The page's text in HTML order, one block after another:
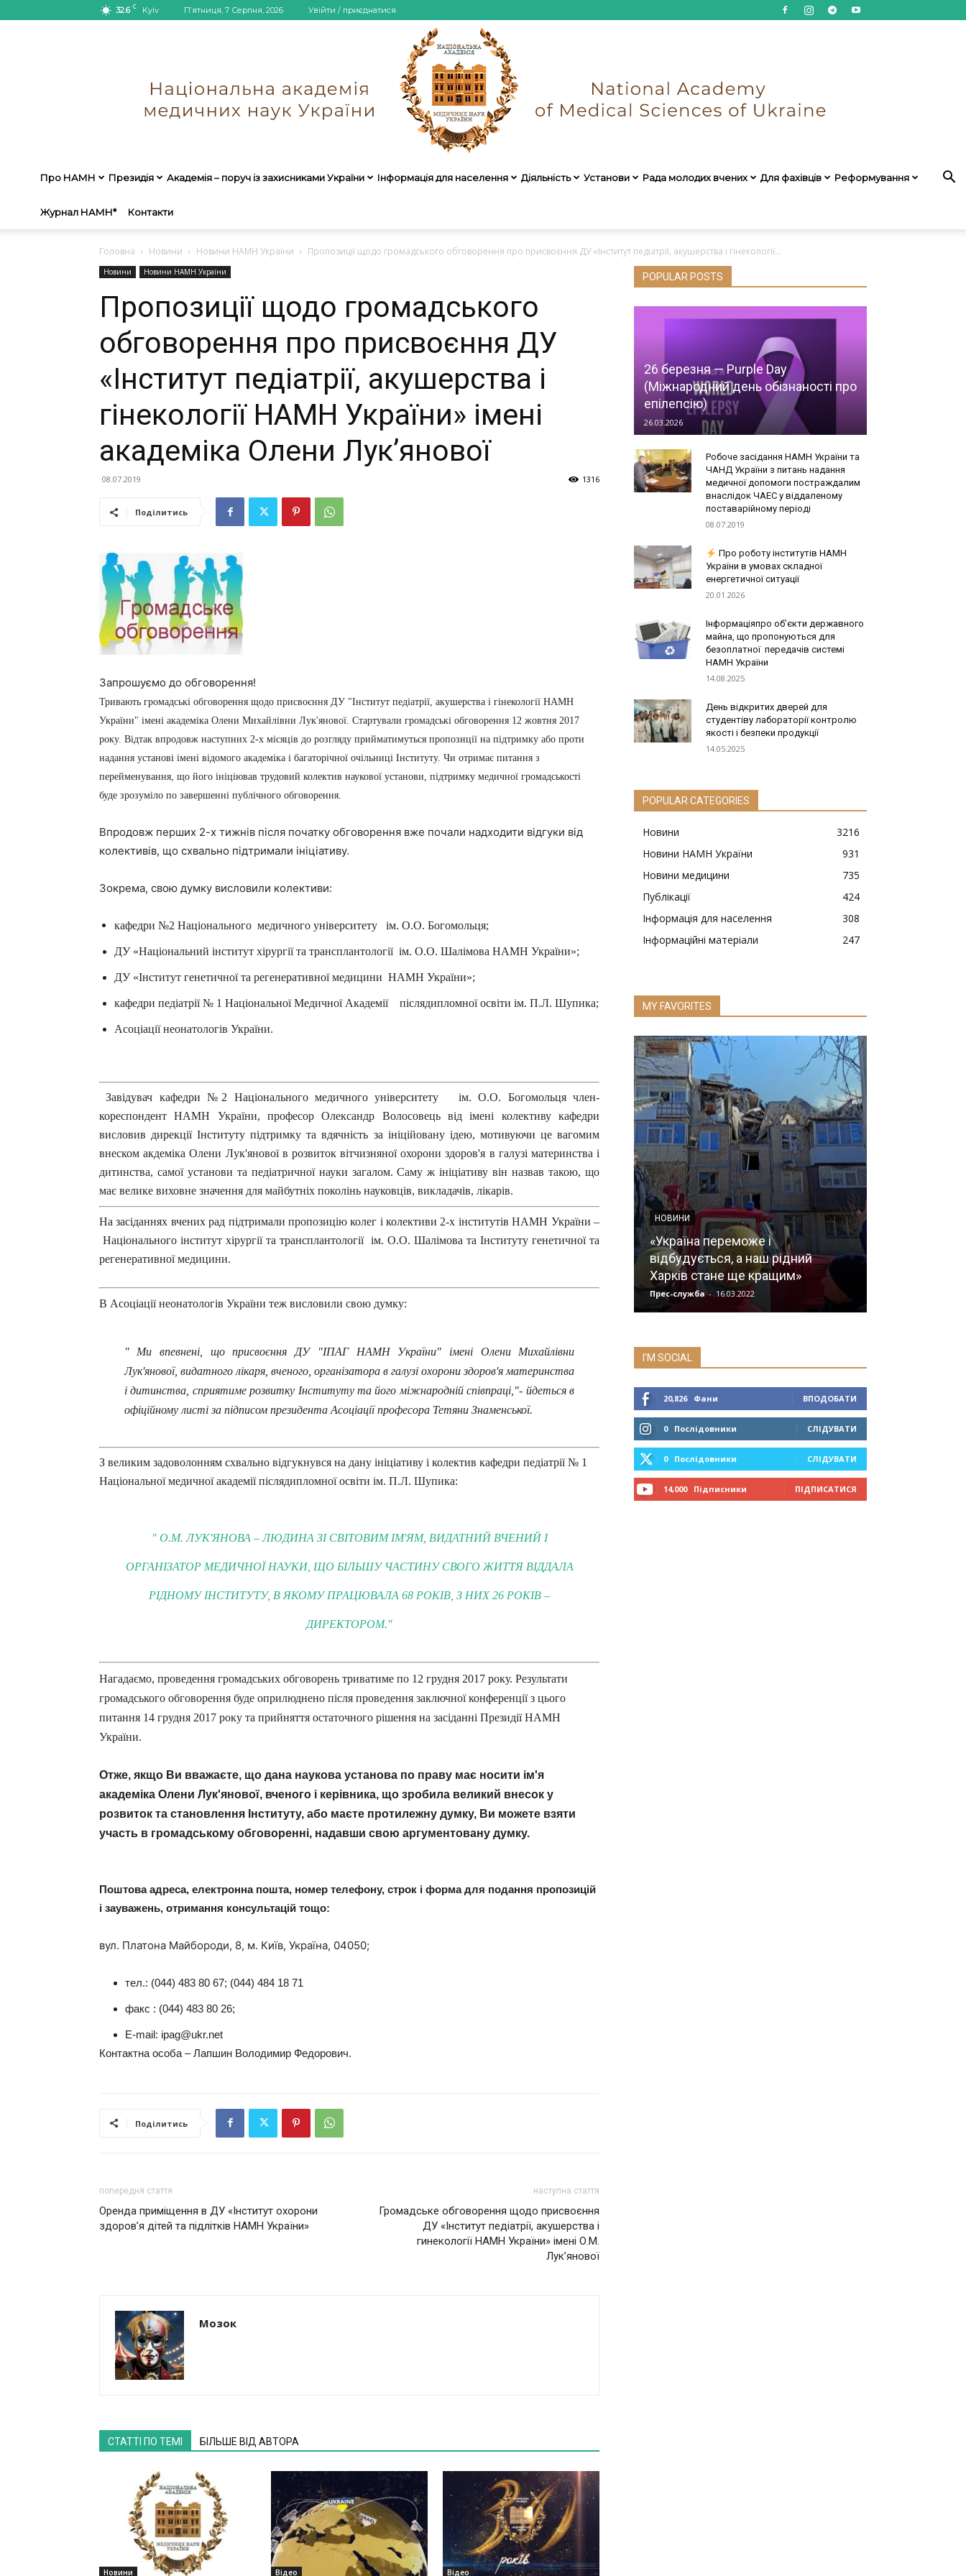
32.6 C Kyiv П’ятниця, 7 Серпня, 2026 Увійти / приєднатися
України
Про НАМН Президія Академія – поруч із захисниками України Інформація для населення Діяльність Установи Рада молодих вчених Для фахівців Реформування
Журнал НАМН* Контакти
Головна Новини Новини НАМН України Пропозиції щодо громадського обговорення про присвоєння ДУ «Інститут педіатрії, акушерства і гінекології...
Новини Новини НАМН України
Пропозиції щодо громадського
обговорення про присвоєння ДУ
«Інститут педіатрії, акушерства і
гінекології НАМН України» імені
академіка Олени Лук’янової
08.07.2019 1316
Поділитись
Запрошуємо до обговорення!
Тривають громадські обговорення щодо присвоєння ДУ "Інститут педіатрії, акушерства і гінекології НАМН
України" імені академіка Олени Михайлівни Лук'янової. Стартували громадські обговорення 12 жовтня 2017
року. Відтак впродовж наступних 2-х місяців до розгляду прийматимуться пропозиції на підтримку або проти
надання установі імені відомого академіка і багаторічної очільниці Інституту. Чи отримає питання з
перейменування, що його ініціював трудовий колектив наукової установи, підтримку медичної громадськості
буде зрозуміло по завершенні публічного обговорення.
Впродовж перших 2-х тижнів після початку обговорення вже почали надходити відгуки від
колективів, що схвально підтримали ініціативу.
Зокрема, свою думку висловили колективи:
кафедри №2 Національного медичного університету ім. О.О. Богомольця;
ДУ «Національний інститут хірургії та трансплантології ім. О.О. Шалімова НАМН України»;
ДУ «Інститут генетичної та регенеративної медицини НАМН України»;
кафедри педіатрії № 1 Національної Медичної Академії післядипломної освіти ім. П.Л. Шупика;
Асоціації неонатологів України.
Завідувач кафедри №2 Національного медичного університету ім. О.О. Богомольця член-
кореспондент НАМН України, професор Олександр Волосовець від імені колективу кафедри
висловив дирекції Інституту підтримку та вдячність за ініційовану ідею, мотивуючи це вагомим
внеском акдеміка Олени Лук'янової в розвиток вітчизняної охорони здоров'я в галузі материнства і
дитинства, самої установи та педіатричної науки загалом. Саму ж ініціативу він назвав такою, що
має велике виховне значення для майбутніх поколінь науковців, викладачів, лікарів.
На засіданнях вчених рад підтримали пропозицію колег і колективи 2-х інститутів НАМН України –
Національного інститут хірургії та трансплантології ім. О.О. Шалімова та Інституту генетичної та
регенеративної медицини.
В Асоціації неонатологів України теж висловили свою думку:
" Ми впевнені, що присвоєння ДУ "ІПАГ НАМН України" імені Олени Михайлівни
Лук'янової, видатного лікаря, вченого, організатора в галузі охорони здоров'я материнства
і дитинства, сприятиме розвитку Інституту та його міжнародній співпраці,"- йдеться в
офіційному листі за підписом президента Асоціації професора Тетяни Знаменської.
З великим задоволонням схвально відгукнувся на дану ініціативу і колектив кафедри педіатрії № 1
Національної медичної академії післядипломної освіти ім. П.Л. Шупика:
" О.М. ЛУК'ЯНОВА – ЛЮДИНА ЗІ СВІТОВИМ ІМ'ЯМ, ВИДАТНИЙ ВЧЕНИЙ І
ОРГАНІЗАТОР МЕДИЧНОЇ НАУКИ, ЩО БІЛЬШУ ЧАСТИНУ СВОГО ЖИТТЯ ВІДДАЛА
РІДНОМУ ІНСТИТУТУ, В ЯКОМУ ПРАЦЮВАЛА 68 РОКІВ, З НИХ 26 РОКІВ –
ДИРЕКТОРОМ."
Нагадаємо, проведення громадських обговорень триватиме по 12 грудня 2017 року. Результати
громадського обговорення буде оприлюднено після проведення заключної конференції з цього
питання 14 грудня 2017 року та прийняття остаточного рішення на засіданні Президії НАМН
України.
Отже, якщо Ви вважаєте, що дана наукова установа по праву має носити ім'я
академіка Олени Лук'янової, вченого і керівника, що зробила великий внесок у
розвиток та становлення Інституту, або маєте протилежну думку, Ви можете взяти
участь в громадському обговоренні, надавши свою аргументовану думку.
Поштова адреса, електронна пошта, номер телефону, строк і форма для подання пропозицій
і зауважень, отримання консультацій тощо:
вул. Платона Майбороди, 8, м. Київ, Україна, 04050;
тел.: (044) 483 80 67; (044) 484 18 71
факс : (044) 483 80 26;
Е-mail: ipag@ukr.net
Контактна особа –Лапшин Володимир Федорович.
Поділитись
попередня стаття
Оренда приміщення в ДУ «Інститут охорони
здоров’я дітей та підлітків НАМН України»
наступна стаття
Громадське обговорення щодо присвоєння
ДУ «Інститут педіатрії, акушерства і
гинекології НАМН України» імені О.М.
Лук’янової
Мозок
СТАТТІ ПО ТЕМІ БІЛЬШЕ ВІД АВТОРА
Новини Відео Відео
POPULAR POSTS
26 березня — Purple Day
(Міжнародний день обізнаності про
епілепсію)
26.03.2026
Робоче засідання НАМН України та
ЧАНД України з питань надання
медичної допомоги постраждалим
внаслідок ЧАЕС у віддаленому
поставарійному періоді
08.07.2019
Про роботу інститутів НАМН
України в умовах складної
енергетичної ситуації
20.01.2026
Інформаціяпро об’єкти державного
майна, що пропонуються для
безоплатної передачів системі
НАМН України
14.08.2025
День відкритих дверей для
студентіву лабораторії контролю
якості і безпеки продукції
14.05.2025
POPULAR CATEGORIES
Новини
3216
Новини НАМН України
931
Новини медицини
735
Публікації
424
Інформація для населення
308
Інформаційні матеріали
247
MY FAVORITES
НОВИНИ
«Україна переможе і
відбудується, а наш рідний
Харків стане ще кращим»
Прес-служба - 16.03.2022
I'M SOCIAL
20,826 Фани ВПОДОБАТИ
0 Послідовники СЛІДУВАТИ
0 Послідовники СЛІДУВАТИ
14,000 Підписники ПІДПИСАТИСЯ